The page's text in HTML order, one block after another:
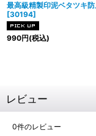
最高級精製印泥ベタツキ
[30194]
990円(税込)
レビュー
0件のレビュー